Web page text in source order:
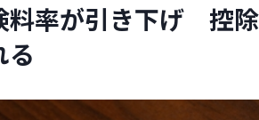
料率が引き下げ 控
る